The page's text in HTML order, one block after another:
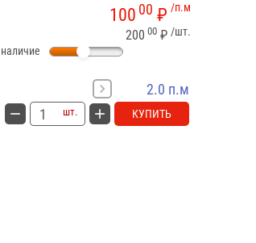
/п.м
100 00 ₽
/шт.
200 00 ₽
наличие
2.0 п.м
шт. КУПИТЬ